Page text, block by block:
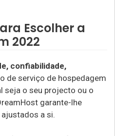
Escolher a
2022
confiabilidade,
de serviço de hospedagem
seja o seu projecto ou o
garante-lhe
a si.